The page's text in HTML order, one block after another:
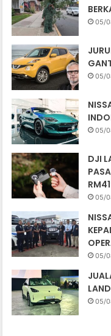
05/
05/
05/
DJI
05/
05/
05/